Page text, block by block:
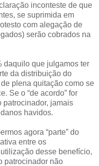
inconteste de que
se suprimida em
com alegação de
serão cobrados na
daquilo que julgamos ter
da distribuição do
plena quitação como se
Se o “de acordo” for
patrocinador, jamais
havidos.
agora “parte” do
entre os
desse benefício,
patrocinador não